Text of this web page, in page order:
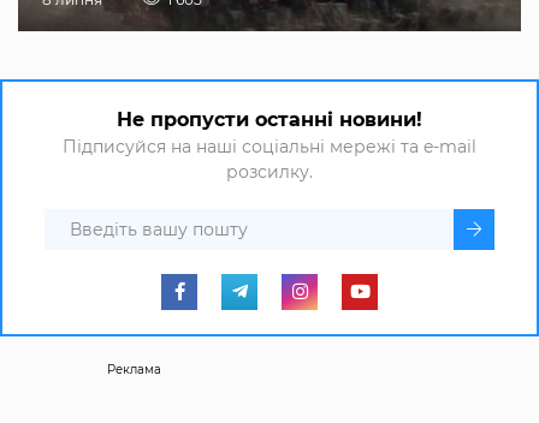
Не пропусти останні новини!
Підписуйся на наші соціальні мережі та e-mail
розсилку.
Реклама